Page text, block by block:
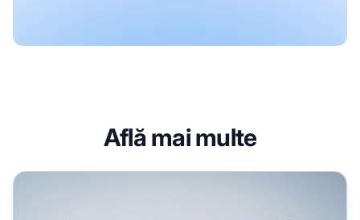
Află mai multe
Optimizarea Știrilor pentru AI